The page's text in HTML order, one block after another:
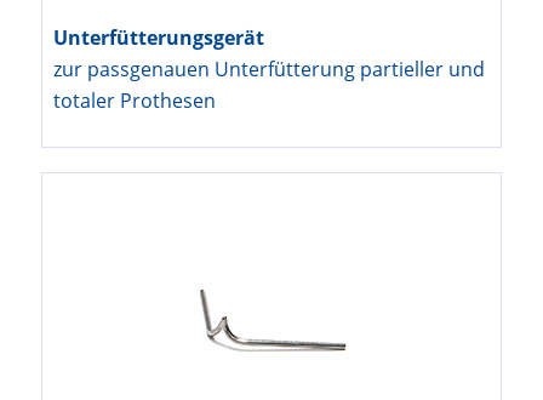
Unterfütterungsgerät
zur passgenauen Unterfütterung partieller und
totaler Prothesen